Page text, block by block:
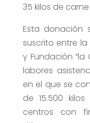
35 kilos de
Esta donación
suscrito entre
y Fundación “la
labores
en el que se
de 15.500
centros con